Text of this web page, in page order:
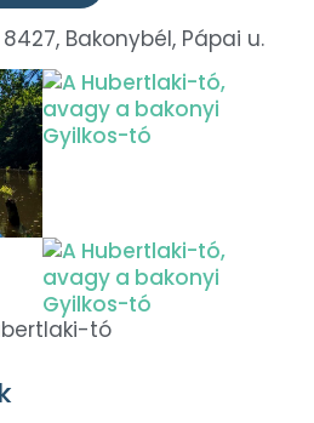
Bakonybél, Pápai u.
tó